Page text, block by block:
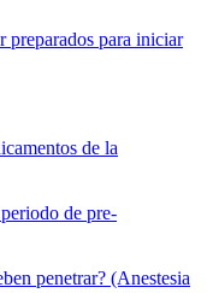
preparados para iniciar
de la
de pre-
penetrar? (Anestesia